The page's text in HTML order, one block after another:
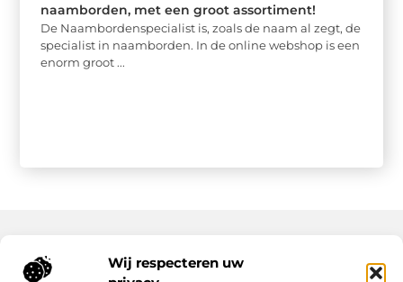
Wij respecteren uw
naamborden, met een groot assortiment!
De Naambordenspecialist is, zoals de naam al zegt, de
specialist in naamborden. In de online webshop is een
enorm groot ...
Onze informatie